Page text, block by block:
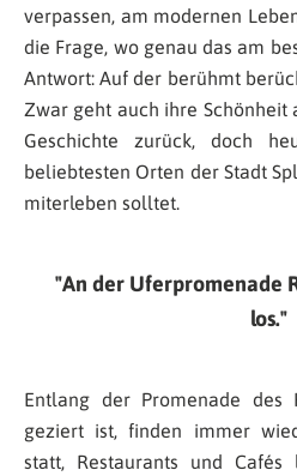
verpassen, am modernen
die Frage, wo genau das am
Antwort: Auf der berühmt
Zwar geht auch ihre
Geschichte zurück, doch
beliebtesten Orten der Stadt
miterleben solltet.
An der Uferpromenade
los.
Entlang der Promenade des
geziert ist, finden immer
statt, Restaurants und